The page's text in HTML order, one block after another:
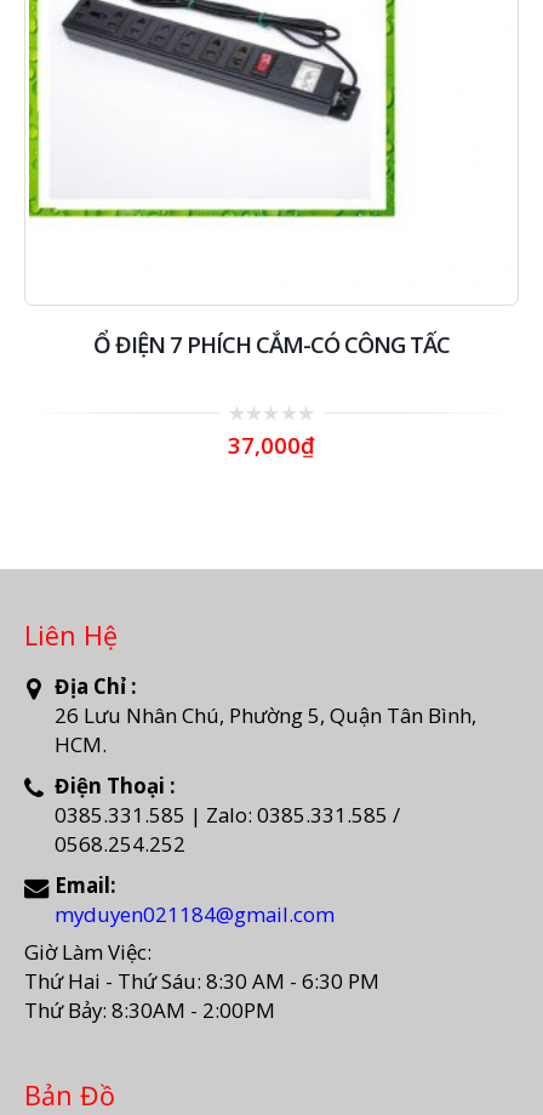
Ổ ĐIỆN 7 PHÍCH CẮM-CÓ CÔNG TẤC
0
out
37,000₫
Liên Hệ
Địa Chỉ :
26 Lưu Nhân Chú, Phường 5, Quận Tân Bình,
HCM.
Điện Thoại :
0385.331.585 | Zalo: 0385.331.585 /
0568.254.252
Email:
myduyen021184@gmail.com
Giờ Làm Việc:
Thứ Hai - Thứ Sáu: 8:30 AM - 6:30 PM
Thứ Bảy: 8:30AM - 2:00PM
Bản Đồ